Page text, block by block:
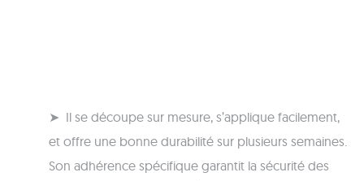
➤ Il se découpe sur mesure, s’applique facilement,
et offre une bonne durabilité sur plusieurs semaines.
Son adhérence spécifique garantit la sécurité des